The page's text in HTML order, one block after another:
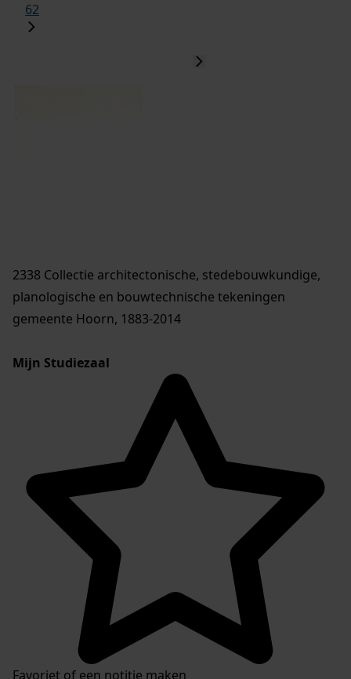
62
2338 Collectie architectonische, stedebouwkundige,
planologische en bouwtechnische tekeningen
gemeente Hoorn, 1883-2014
Mijn Studiezaal
Favoriet of een notitie maken